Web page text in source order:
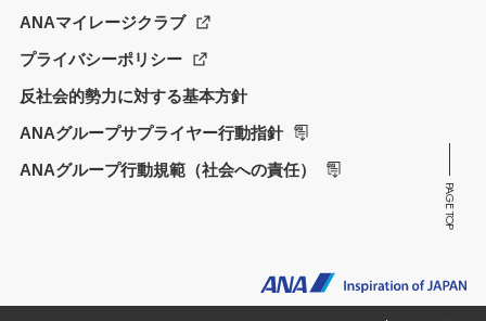
PAGE TOP
ANAマイレージクラブ
プライバシーポリシー
反社会的勢力に対する基本方針
ANAグループサプライヤー行動指針
ANAグループ行動規範（社会への責任）